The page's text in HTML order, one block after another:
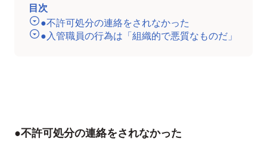
目次
●不許可処分の連絡をされなかった
●入管職員の行為は「組織的で悪質なものだ」
●不許可処分の連絡をされなかった